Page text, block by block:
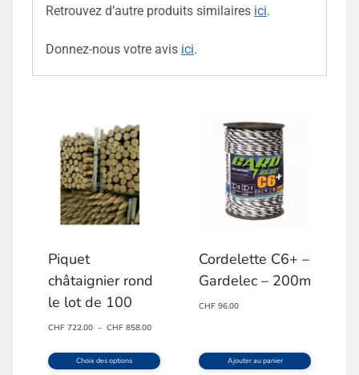
Retrouvez d’autre produits similaires ici.
Donnez-nous votre avis ici.
Piquet
châtaignier rond
le lot de 100
CHF 722.00 – CHF 858.00Plage
prix :
Choix des options
Cordelette C6+ –
Gardelec – 200m
CHF 96.00
Ajouter au panier